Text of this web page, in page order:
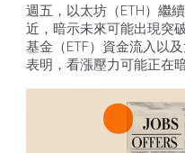
週五，以太坊（ETH）繼
近，暗示未來可能出現突
基金（ETF）資金流入以
表明，看漲壓力可能正在